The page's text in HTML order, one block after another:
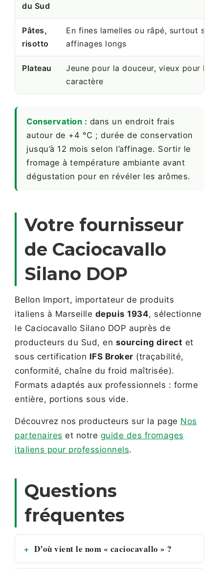
du Sud
Pâtes,
risotto
En fines lamelles ou râpé, surtout sur
affinages longs
Plateau
Jeune pour la douceur, vieux pour le
caractère
Conservation : dans un endroit frais
autour de +4 °C ; durée de conservation
jusqu’à 12 mois selon l’affinage. Sortir le
fromage à température ambiante avant
dégustation pour en révéler les arômes.
Votre fournisseur
de Caciocavallo
Silano DOP
Bellon Import, importateur de produits
italiens à Marseille depuis 1934, sélectionne
le Caciocavallo Silano DOP auprès de
producteurs du Sud, en sourcing direct et
sous certification IFS Broker (traçabilité,
conformité, chaîne du froid maîtrisée).
Formats adaptés aux professionnels : forme
entière, portions sous vide.
Découvrez nos producteurs sur la page Nos
partenaires et notre guide des fromages
italiens pour professionnels.
Questions
fréquentes
D’où vient le nom « caciocavallo » ?